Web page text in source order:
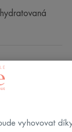
zanechává
vyhovovat